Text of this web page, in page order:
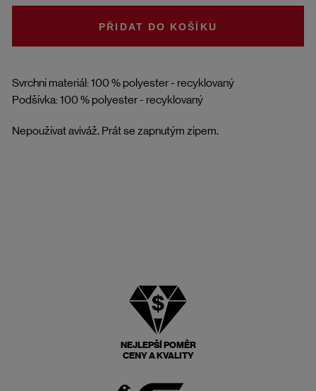
Svrchní materiál: 100 % polyester - recyklovaný
Podšívka: 100 % polyester - recyklovaný
Nepoužívat aviváž. Prát se zapnutým zipem.
DO KOŠÍKU
NEJLEPŠÍ POMĚR
CENY A KVALITY